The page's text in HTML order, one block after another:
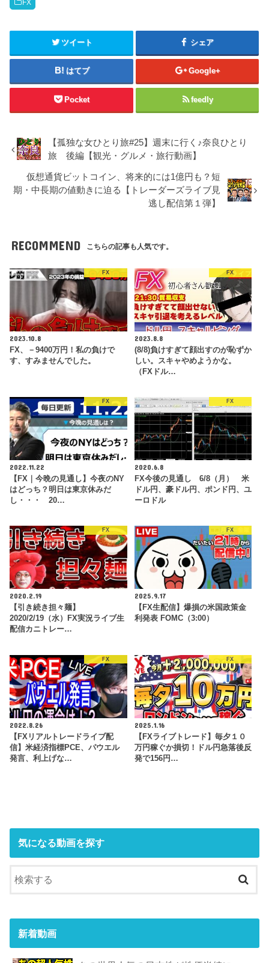
FX
ツイート シェア
はてブ Google+
Pocket feedly
【孤独な女ひとり旅#25】週末に行く♪奈良ひとり
旅 後編【観光・グルメ・旅行動画】
仮想通貨ビットコイン、将来的には1億円も？短
期・中長期の値動きに迫る【トレーダーズライブ見
逃し配信第１弾】
RECOMMEND こちらの記事も人気です。
FX
2023.10.8
FX、－9400万円！私の負けで
す、すみませんでした。
FX
2023.8.8
(8/8)負けすぎて顔出すのが恥ずか
しい。スキャやめようかな。
（FXドル…
FX
2022.11.22
【FX｜今晩の見通し】今夜のNY
はどっち？明日は東京休みだ
し・・・ 20…
FX
2020.6.8
FX今後の見通し 6/8（月） 米
ドル円、豪ドル円、ポンド円、ユ
ーロドル
FX
2020.2.19
【引き続き担々麺】
2020/2/19（水）FX実況ライブ生
配信カニトレー…
FX
2025.9.17
【FX生配信】爆損の米国政策金
利発表 FOMC（3:00）
FX
2022.8.26
【FXリアルトレードライブ配
信】米経済指標PCE、パウエル
発言、利上げな…
FX
2025.1.16
【FXライブトレード】毎夕１０
万円稼ぐか損切！ドル円急落後反
発で156円…
気になる動画を探す
新着動画